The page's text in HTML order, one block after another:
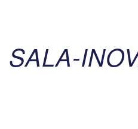
SALA-